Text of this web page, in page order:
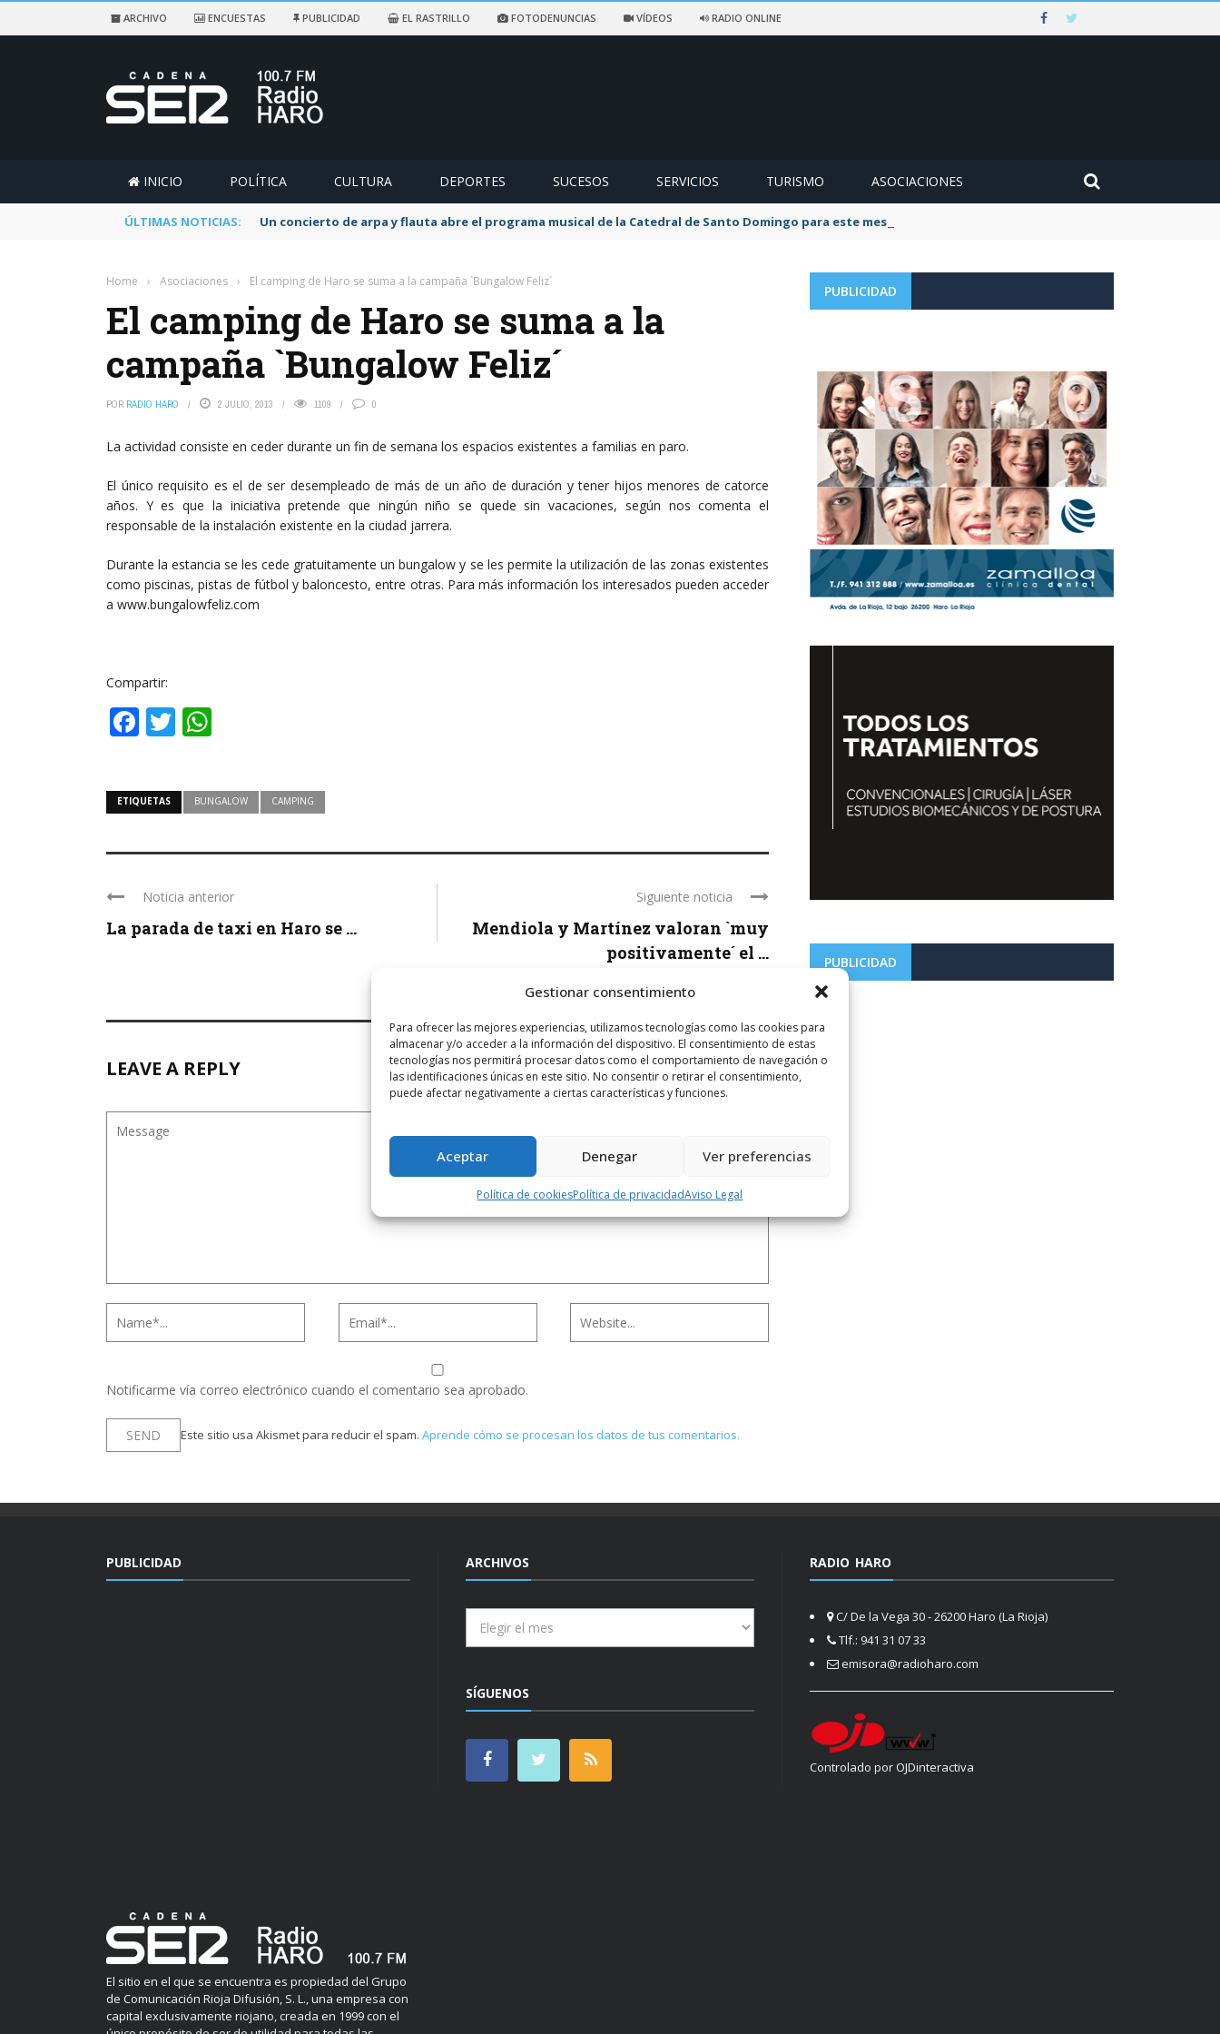
Gestionar consentimiento
Para ofrecer las mejores experiencias, utilizamos tecnologías como las cookies para
almacenar y/o acceder a la información del dispositivo. El consentimiento de estas
tecnologías nos permitirá procesar datos como el comportamiento de navegación o
las identificaciones únicas en este sitio. No consentir o retirar el consentimiento,
puede afectar negativamente a ciertas características y funciones.
Aceptar Denegar Ver preferencias
Política de cookiesPolítica de privacidadAviso Legal
ARCHIVO ENCUESTAS PUBLICIDAD EL RASTRILLO FOTODENUNCIAS VÍDEOS RADIO ONLINE
INICIO POLÍTICA CULTURA DEPORTES SUCESOS SERVICIOS TURISMO ASOCIACIONES
ÚLTIMAS NOTICIAS: Un concierto de arpa y flauta abre el programa musical de la Catedral de Santo Domingo para este mes de agosto
Home › Asociaciones › El camping de Haro se suma a la campaña `Bungalow Feliz´
El camping de Haro se suma a la
campaña `Bungalow Feliz´
POR RADIO HARO 2 JULIO, 2013 1109 0
La actividad consiste en ceder durante un fin de semana los espacios existentes a familias en paro.
El único requisito es el de ser desempleado de más de un año de duración y tener hijos menores de catorce
años. Y es que la iniciativa pretende que ningún niño se quede sin vacaciones, según nos comenta el
responsable de la instalación existente en la ciudad jarrera.
Durante la estancia se les cede gratuitamente un bungalow y se les permite la utilización de las zonas existentes
como piscinas, pistas de fútbol y baloncesto, entre otras. Para más información los interesados pueden acceder
a www.bungalowfeliz.com
Compartir:
Facebook
Twitter
ETIQUETAS BUNGALOW CAMPING
Noticia anterior
La parada de taxi en Haro se ...
Siguiente noticia
Mendiola y Martínez valoran `muy
positivamente´ el ...
LEAVE A REPLY
Notificarme vía correo electrónico cuando el comentario sea aprobado.
Este sitio usa Akismet para reducir el spam. Aprende cómo se procesan los datos de tus comentarios.
PUBLICIDAD
PUBLICIDAD
PUBLICIDAD
El sitio en el que se encuentra es propiedad del Grupo
de Comunicación Rioja Difusión, S. L., una empresa con
capital exclusivamente riojano, creada en 1999 con el
ARCHIVOS
SÍGUENOS
RADIO HARO
C/ De la Vega 30 - 26200 Haro (La Rioja)
Tlf.: 941 31 07 33
emisora@radioharo.com
Controlado por OJDinteractiva